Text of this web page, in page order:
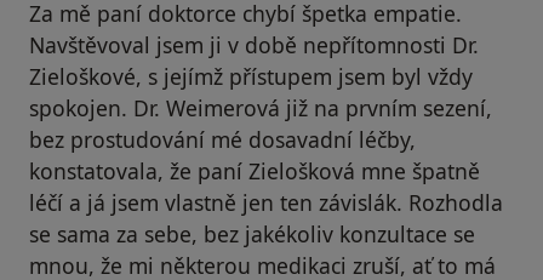
Za mě paní doktorce chybí špetka empatie.
Navštěvoval jsem ji v době nepřítomnosti Dr.
Zieloškové, s jejímž přístupem jsem byl vždy
spokojen. Dr. Weimerová již na prvním sezení,
bez prostudování mé dosavadní léčby,
konstatovala, že paní Zielošková mne špatně
léčí a já jsem vlastně jen ten závislák. Rozhodla
se sama za sebe, bez jakékoliv konzultace se
mnou, že mi některou medikaci zruší, ať to má